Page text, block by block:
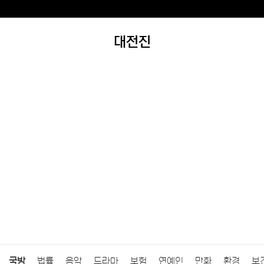
대전진
국방 법률 음악 드라마 보험 연예인 만화 환경 보